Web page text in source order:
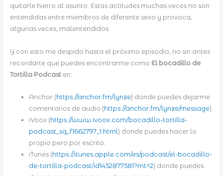
quitarle hierro al asunto. Estas actitudes muchas veces no son
entendidas entre miembros de diferente sexo y provoca,
algunas veces, malentendidos.
Y con esto me despido hasta el próximo episodio, no sin antes
recordarte que puedes encontrarme como El bocadillo de
Tortilla Podcasten:
Anchor (https://anchor.fm/lynze) donde puedes dejarme
comentarios de audio (https://anchor.fm/lynze/message).
iVoox (https://www.ivoox.com/bocadillo-tortilla-
podcast_sq_f1662797_1.html) donde puedes hacer lo
propio pero por escrito.
iTunes (https://itunes.apple.com/es/podcast/el-bocadillo-
de-tortilla-podcast/id1452877581?mt=2) donde puedes